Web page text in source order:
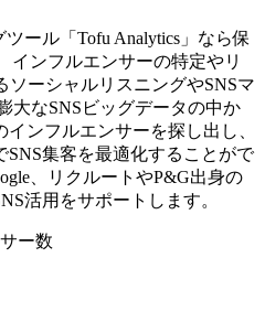
ール「Tofu Analytics」なら保
インフルエンサーの特定やリ
ーシャルリスニングやSNSマ
大なSNSビッグデータの中か
ンフルエンサーを探し出し、
SNS集客を最適化することがで
、リクルートやP&G出身の
活用をサポートします。
ー数